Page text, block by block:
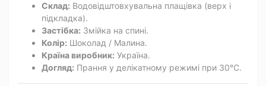
Склад: Водовідштовхувальна плащівка (верх і
підкладка).
Застібка: Змійка на спині.
Колір: Шоколад / Малина.
Країна виробник: Україна.
Догляд: Прання у делікатному режимі при 30°C.